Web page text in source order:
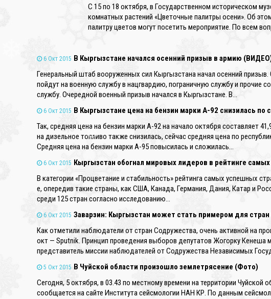
С 15 по 18 октября, в Государственном историческом
комнатных растений «Цветочные палитры осени». Об
палитру цветов могут посетить мероприятие. По всем
6 Окт 2015 В Кыргызстане начался осенний призыв в армию
Генеральный штаб вооруженных сил Кыргызстана начал осенний
пойдут на военную службу в нацгвардию, пограничную службу и прочие
службу. Очередной военный призыв начался в Кыргызстане. В…
6 Окт 2015 В Кыргызстане цена на бензин марки А-92 снизилась
Так, средняя цена на бензин марки А-92 на начало октября составляет
на дизельное топливо также снизилась, сейчас средняя цена по
Средняя цена на бензин марки А-95 повысилась и сложилась…
6 Окт 2015 Кыргызстан обогнал мировых лидеров в рейтинге
В категории «Процветание и стабильность» рейтинга самых успешных
е, опередив такие страны, как США, Канада, Германия, Дания, Катар и
среди 125 стран согласно исследованию…
6 Окт 2015 Заварзин: Кыргызстан может стать примером для
Как отметили наблюдатели от стран Содружества, очень активной на
окт — Sputnik. Принцип проведения выборов депутатов Жогорку Кенеша
представитель миссии наблюдателей от Содружества Независимых
5 Окт 2015 В Чуйской области произошло землетрясение (Фото)
Сегодня, 5 октября, в 03.43 по местному времени на территории
сообщается на сайте Института сейсмологии НАН КР. По данным
❄